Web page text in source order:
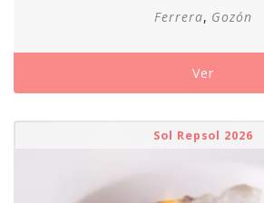
Ferrera, Gozón
Ver
Sol Repsol 2026